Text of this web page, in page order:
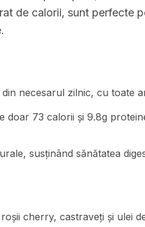
de calorii, sunt perfecte
necesarul zilnic, cu toate
doar 73 calorii și 9.8g
susținând sănătatea
cherry, castraveți și ulei